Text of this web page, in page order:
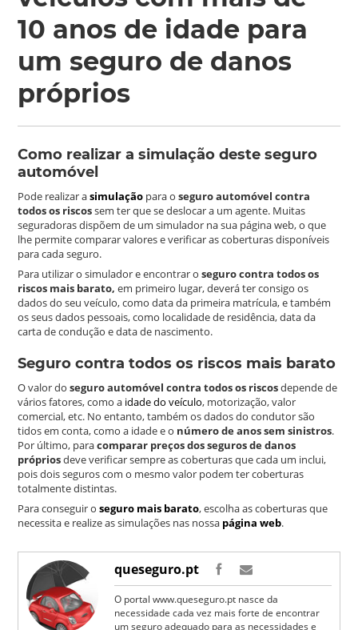
10 anos de idade para
um seguro de danos
próprios
Como realizar a simulação deste seguro
automóvel
Pode realizar asimulação para oseguro automóvel contra
todos os riscossem ter que se deslocar a um agente. Muitas
seguradoras dispõem de um simulador na sua página web, o que
lhe permite comparar valores e verificar as coberturas disponíveis
para cada seguro.
Para utilizar o simulador e encontrar oseguro contra todos os
riscos mais barato, em primeiro lugar, deverá ter consigo os
dados do seu veículo, como data da primeira matrícula, e também
os seus dados pessoais, como localidade de residência, data da
carta de condução e data de nascimento.
Seguro contra todos os riscos mais barato
O valor do seguro automóvel contra todos os riscosdepende de
vários fatores, como a idade do veículo, motorização, valor
comercial, etc. No entanto, também os dados do condutor são
tidos em conta, como a idade e o número de anos sem sinistros.
Por último, paracomparar preços dos seguros de danos
própriosdeve verificar sempre as coberturas que cada um inclui,
pois dois seguros com o mesmo valor podem ter coberturas
totalmente distintas.
Para conseguir oseguro mais barato, escolha as coberturas que
necessita e realize as simulações nas nossa página web.
queseguro.pt
O portal www.queseguro.pt nasce da
necessidade cada vez mais forte de encontrar
um seguro adequado para as necessidades e